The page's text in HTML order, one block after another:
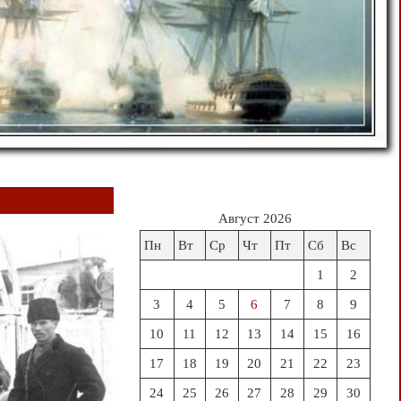
Август 2026
Пн
Вт Ср Чт Пт Сб Вс
1 2
3 4 5 6 7 8 9
10 11 12 13 14 15 16
17 18 19 20 21 22 23
24 25 26 27 28 29 30